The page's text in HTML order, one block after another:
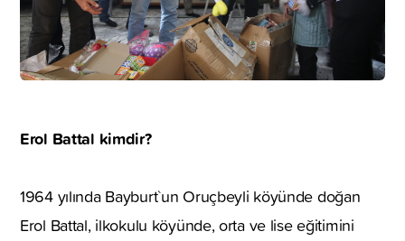
Erol Battal kimdir?
1964 yılında Bayburt`un Oruçbeyli köyünde doğan
Erol Battal, ilkokulu köyünde, orta ve lise eğitimini